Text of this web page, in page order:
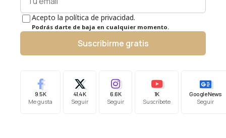
Acepto la política de privacidad.
Podrás darte de baja en cualquier momento.
Suscribirme gratis
9.5K
Me gusta
41.4K
Seguir
6.6K
Seguir
1K
Suscríbete
Google News
Seguir